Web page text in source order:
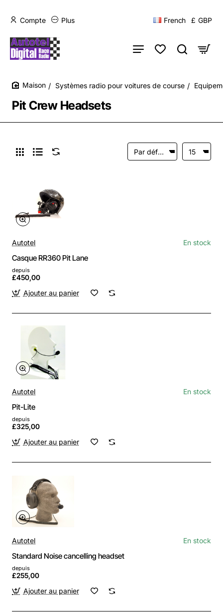
Compte Plus French £ GBP
Pit Crew Headsets
Systèmes radio pour voitures de course
Autotel En stock
Casque RR360 Pit Lane
depuis
£450,00
Ajouter au panier
Autotel En stock
Pit-Lite
depuis
£325,00
Ajouter au panier
Autotel En stock
Standard Noise cancelling headset
depuis
£255,00
Ajouter au panier